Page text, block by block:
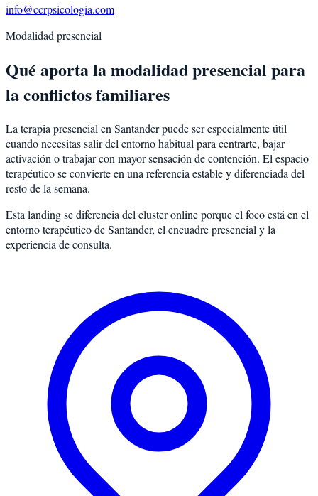
info@ccrpsicologia.com
Modalidad presencial
Qué aporta la modalidad presencial para
la conflictos familiares
La terapia presencial en Santander puede ser especialmente útil
cuando necesitas salir del entorno habitual para centrarte, bajar
activación o trabajar con mayor sensación de contención. El espacio
terapéutico se convierte en una referencia estable y diferenciada del
resto de la semana.
Esta landing se diferencia del cluster online porque el foco está en el
entorno terapéutico de Santander, el encuadre presencial y la
experiencia de consulta.